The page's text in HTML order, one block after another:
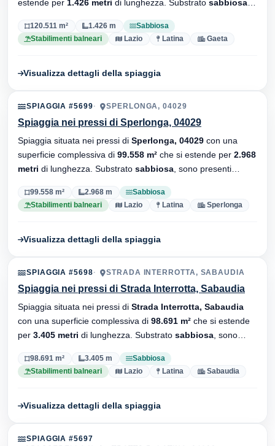
estende per 1.426 metri di lunghezza. Substrato sabbiosa
120.511 m² 1.426 m
Sabbiosa
Stabilimenti balneari
Lazio Latina Gaeta
Visualizza dettagli della spiaggia
SPIAGGIA #5699 SPERLONGA, 04029
Spiaggia nei pressi di Sperlonga, 04029
Spiaggia situata nei pressi di Sperlonga, 04029 con una
superficie complessiva di 99.558 m² che si estende per 2.968
metri di lunghezza. Substrato sabbiosa , sono presenti
99.558 m² 2.968 m
Sabbiosa
Stabilimenti balneari
Lazio Latina Sperlonga
Visualizza dettagli della spiaggia
SPIAGGIA #5698 STRADA INTERROTTA, SABAUDIA
Spiaggia nei pressi di Strada Interrotta, Sabaudia
Spiaggia situata nei pressi di Strada Interrotta, Sabaudia
con una superficie complessiva di 98.691 m² che si estende
per 3.405 metri di lunghezza. Substrato sabbiosa , sono
98.691 m² 3.405 m
Sabbiosa
Stabilimenti balneari
Lazio Latina Sabaudia
Visualizza dettagli della spiaggia
SPIAGGIA #5697